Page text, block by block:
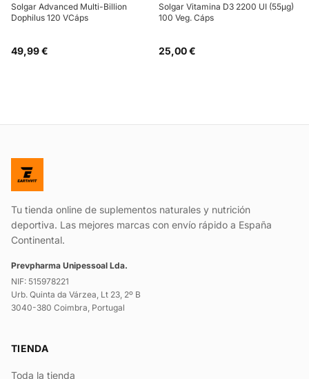
Solgar Advanced Multi-Billion
Dophilus 120 VCáps
49,99 €
Solgar Vitamina D3 2200 UI (55µg)
100 Veg. Cáps
25,00 €
Tu tienda online de suplementos naturales y nutrición
deportiva. Las mejores marcas con envío rápido a España
Continental.
Prevpharma Unipessoal Lda.
NIF: 515978221
Urb. Quinta da Várzea, Lt 23, 2º B
3040-380 Coimbra, Portugal
TIENDA
Toda la tienda